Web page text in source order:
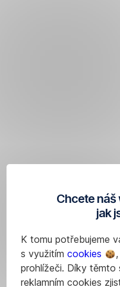
Chcete náš
jak
K tomu potřebujeme
s využitím cookies
prohlížeči. Díky těmto
reklamním cookies